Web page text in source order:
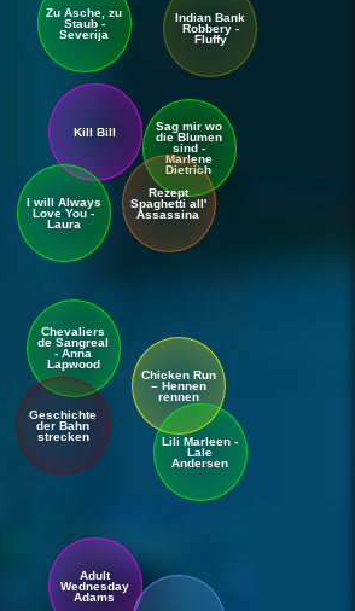
Zu Asche, zu
Staub -
Severija
Indian Bank
Robbery -
Fluffy
Kill Bill
Sag mir wo
die Blumen
sind -
Marlene
Dietrich
I will Always
Love You -
Laura
Rezept
Spaghetti all'
Assassina
Chevaliers
de Sangreal
- Anna
Lapwood
Chicken Run
– Hennen
rennen
Geschichte
der Bahn
strecken
Lili Marleen -
Lale
Andersen
Adult
Wednesday
Adams